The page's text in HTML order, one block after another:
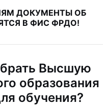
ДОКУМЕНТЫ ОБ
В ФИС ФРДО!
Высшую
образования
обучения?